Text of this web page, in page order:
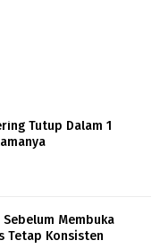
Tutup Dalam 1
Membuka
Tetap Konsisten